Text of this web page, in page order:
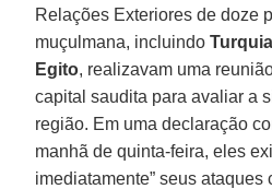
Relações Exteriores de doze
muçulmana, incluindoTurquia
Egito, realizavam uma
capital saudita para avaliar a
região. Em uma declaração
manhã de quinta-feira, eles
imediatamente” seus ataques